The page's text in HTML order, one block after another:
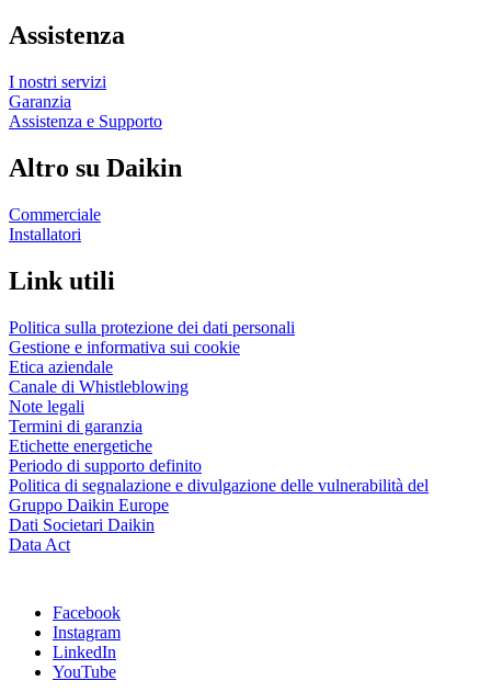
Assistenza
I nostri servizi
Garanzia
Assistenza e Supporto
Altro su Daikin
Commerciale
Installatori
Link utili
Politica sulla protezione dei dati personali
Gestione e informativa sui cookie
Etica aziendale
Canale di Whistleblowing
Note legali
Termini di garanzia
Etichette energetiche
Periodo di supporto definito
Politica di segnalazione e divulgazione delle vulnerabilità del
Gruppo Daikin Europe
Dati Societari Daikin
Data Act
Facebook
Instagram
LinkedIn
YouTube